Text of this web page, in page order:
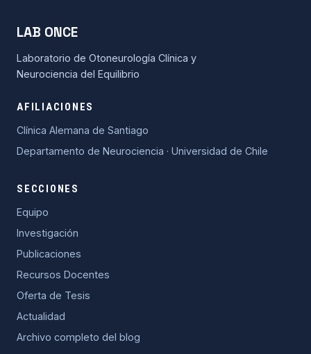
LAB ONCE
Laboratorio de Otoneurología Clínica y
Neurociencia del Equilibrio
AFILIACIONES
Clínica Alemana de Santiago
Departamento de Neurociencia · Universidad de Chile
SECCIONES
Equipo
Investigación
Publicaciones
Recursos Docentes
Oferta de Tesis
Actualidad
Archivo completo del blog